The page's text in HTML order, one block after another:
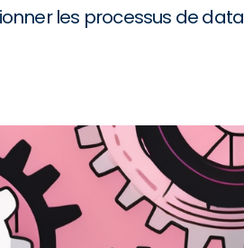
les processus de data